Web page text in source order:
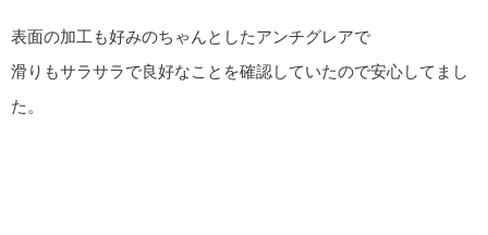
表面の加工も好みのちゃんとしたアンチグレアで
滑りもサラサラで良好なことを確認していたので安心してまし
た。